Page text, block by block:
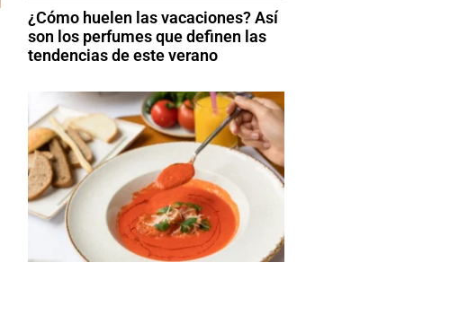
¿Cómo huelen las vacaciones? Así
son los perfumes que definen las
tendencias de este verano